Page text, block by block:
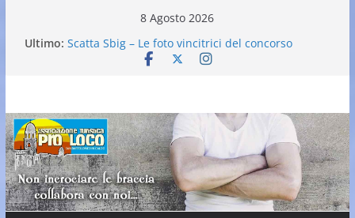
8 Agosto 2026
Ultimo: Scatta Sbig – Le foto vincitrici del concorso
25° Gran Carnevale
Enogastronomico